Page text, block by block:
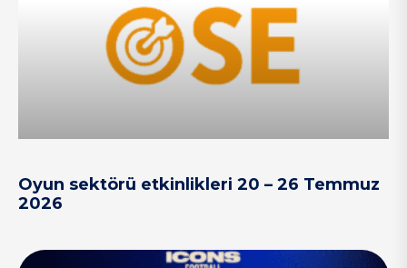
Oyun sektörü etkinlikleri 20 – 26 Temmuz
2026